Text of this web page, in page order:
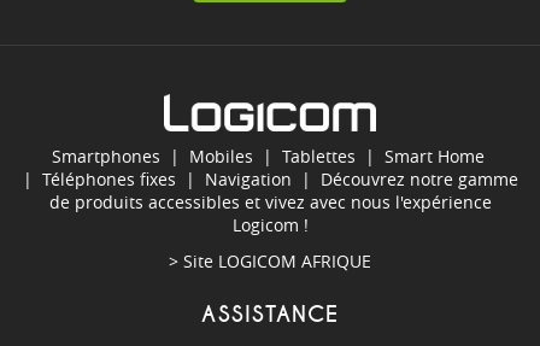
Smartphones | Mobiles | Tablettes | Smart Home
| Téléphones fixes | Navigation | Découvrez notre gamme
de produits accessibles et vivez avec nous l'expérience
Logicom !
> Site LOGICOM AFRIQUE
ASSISTANCE